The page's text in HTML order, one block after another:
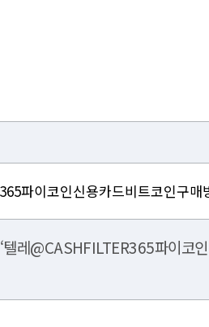
‘텔레@CASHFILTER365파이코